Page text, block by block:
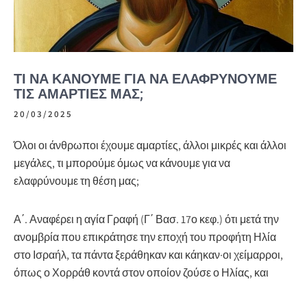
ΤΙ ΝΑ ΚΆΝΟΥΜΕ ΓΙΑ ΝΑ ΕΛΑΦΡΎΝΟΥΜΕ
ΤΙΣ ΑΜΑΡΤΊΕΣ ΜΑΣ;
20/03/2025
Όλοι οι άνθρωποι έχουμε αμαρτίες, άλλοι μικρές και άλλοι
μεγάλες, τι μπορούμε όμως να κάνουμε για να
ελαφρύνουμε τη θέση μας;
Α΄. Αναφέρει η αγία Γραφή (Γ΄ Βασ. 17ο κεφ.) ότι μετά την
ανομβρία που επικράτησε την εποχή του προφήτη Ηλία
στο Ισραήλ, τα πάντα ξεράθηκαν και κάηκαν·οι χείμαρροι,
όπως ο Χορράθ κοντά στον οποίον ζούσε ο Ηλίας, και